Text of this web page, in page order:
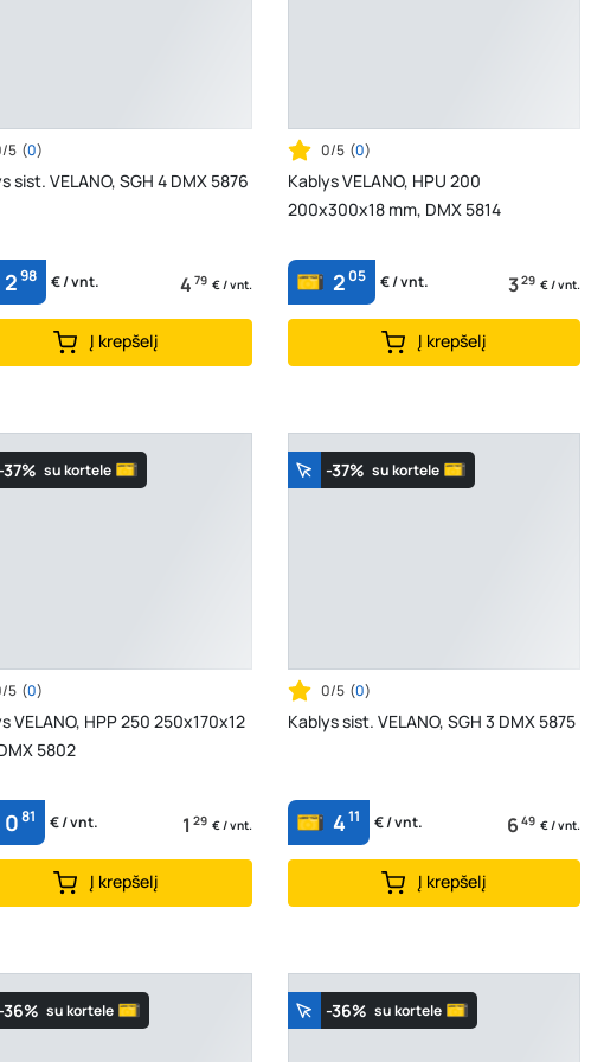
5 (0)
sist. VELANO, SGH 4 DMX 5876
298 € / vnt. 4 79 € / vnt.
Į krepšelį
0/5 (0)
Kablys VELANO, HPU 200
200x300x18 mm, DMX 5814
205 € / vnt. 329 € / vnt.
Į krepšelį
su kortele
5 (0)
VELANO, HPP 250 250x170x12
5802
081 € / vnt. 1 29 € / vnt.
Į krepšelį
-37% su kortele
0/5 (0)
Kablys sist. VELANO, SGH 3 DMX 5875
411 € / vnt. 6 49 € / vnt.
Į krepšelį
su kortele -36% su kortele